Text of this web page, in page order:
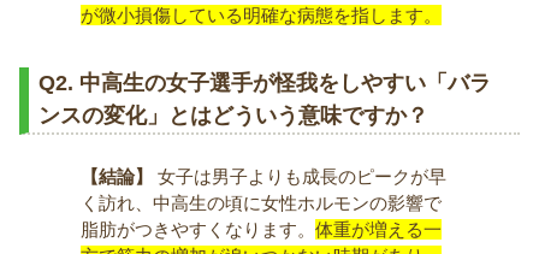
が微小損傷している明確な病態を指します。
Q2. 中高生の女子選手が怪我をしやすい「バラ
ンスの変化」とはどういう意味ですか？
【結論】
女子は男子よりも成長のピークが早
く訪れ、中高生の頃に女性ホルモンの影響で
脂肪がつきやすくなります。 体重が増える一